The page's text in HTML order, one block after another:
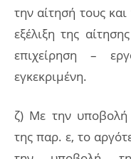
την αίτησή τους
εξέλιξη της
επιχείρηση –
εγκεκριμένη.
ζ) Με την υποβολή
της παρ. ε, το